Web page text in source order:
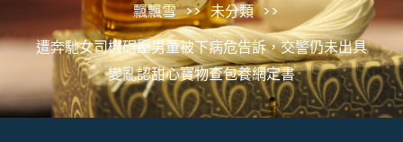
飄飄雪 >> 未分類 >>
遭奔馳女司機碾壓男童被下病危告訴，交警仍未出具
變亂認甜心寶物查包養網定書